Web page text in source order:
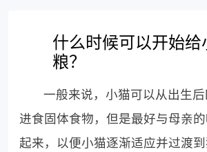
什么时候可以开始给
粮？
一般来说，小猫可以从出生
进食固体食物，但是最好与母亲
起来，以便小猫逐渐适应并过渡